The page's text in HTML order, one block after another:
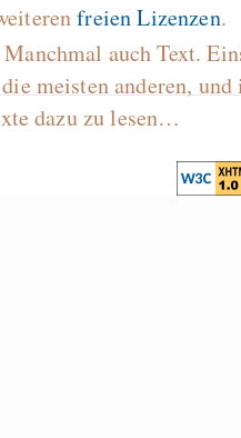
freien Lizenzen.
auch Text.
meisten anderen, und
dazu zu lesen…